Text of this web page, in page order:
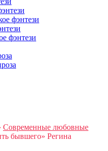
фэнтези
фэнтези
Современные любовные
бывшего» Регина